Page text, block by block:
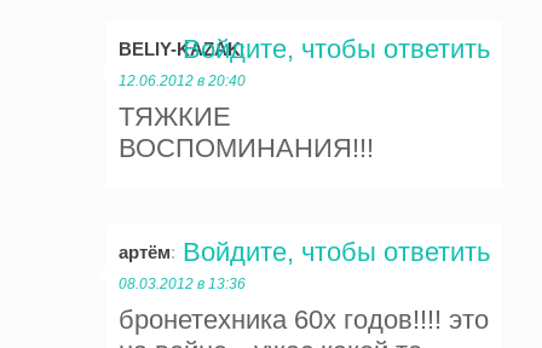
BELIY-KAZAK:
12.06.2012 в 20:40
ТЯЖКИЕ
ВОСПОМИНАНИЯ!!!
Войдите, чтобы ответить
артём:
08.03.2012 в 13:36
бронетехника 60х годов!!!! это
Войдите, чтобы ответить